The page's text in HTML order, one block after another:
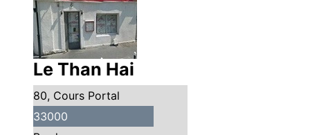
Le Than Hai
80, Cours Portal
33000